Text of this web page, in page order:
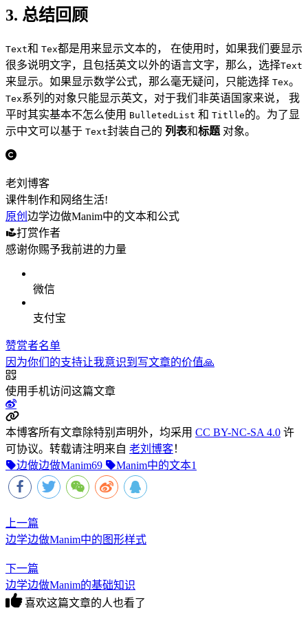
3. 总结回顾
Text和 Tex都是用来显示文本的， 在使用时，如果我们要显示
很多说明文字，且包括英文以外的语言文字，那么，选择Text
来显示。如果显示数学公式，那么毫无疑问，只能选择 Tex。
Tex系列的对象只能显示英文，对于我们非英语国家来说， 我
平时其实基本不怎么使用 BulletedList 和 Titlle的。为了显
示中文可以基于 Text封装自己的 列表和标题 对象。
老刘博客
课件制作和网络生活!
原创 边学边做Manim中的文本和公式
打赏作者
感谢你赐予我前进的力量
微信
支付宝
赞赏者名单
因为你们的支持让我意识到写文章的价值🙏
使用手机访问这篇文章
本博客所有文章除特别声明外，均采用 CC BY-NC-SA 4.0 许
可协议。转载请注明来自 老刘博客！
边做边做Manim69 Manim中的文本1
上一篇
边学边做Manim中的图形样式
下一篇
边学边做Manim的基础知识
喜欢这篇文章的人也看了